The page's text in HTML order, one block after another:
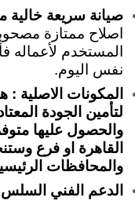
صيانة سريعة خالية
اصلاح ممتازة
المستخدم لأعماله
نفس اليوم.
المكونات الاصلية
لتأمين الجودة
والحصول عليها
القاهرة او فرع
والمحافظات
الدعم الفني السلس